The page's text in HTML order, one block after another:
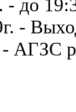
- до
-
- АГЗС